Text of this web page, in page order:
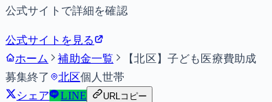
公式サイトで詳細を確認
公式サイトを見る
ホーム
補助金一覧
【北区】子ども医療費助成
募集終了
北区個人世帯
シェア
LINE URLコピー